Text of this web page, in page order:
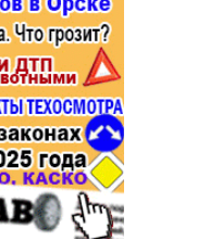
Бизнес и финансы
Юристы, Экспертиза, Страхование
Ремонт
Социальные организации
Это интересно
Администрация